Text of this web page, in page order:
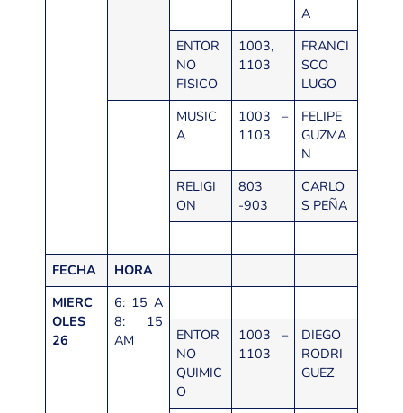
A
ENTOR
NO
FISICO
1003,
1103
FRANCI
SCO
LUGO
MUSIC
A
1003 –
1103
FELIPE
GUZMA
N
RELIGI
ON
803
-903
CARLO
S PEÑA
FECHA
HORA
MIERC
OLES
26
6: 15 A
8: 15
AM
ENTOR
NO
QUIMIC
O
1003 –
1103
DIEGO
RODRI
GUEZ